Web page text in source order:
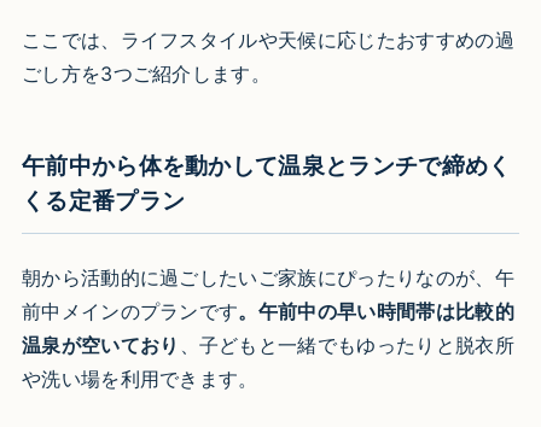
ここでは、ライフスタイルや天候に応じたおすすめの過
ごし方を3つご紹介します。
午前中から体を動かして温泉とランチで締めく
くる定番プラン
朝から活動的に過ごしたいご家族にぴったりなのが、午
前中メインのプランです。午前中の早い時間帯は比較的
温泉が空いており 、子どもと一緒でもゆったりと脱衣所
や洗い場を利用できます。